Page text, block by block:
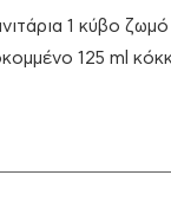
1 κύβο
125 ml